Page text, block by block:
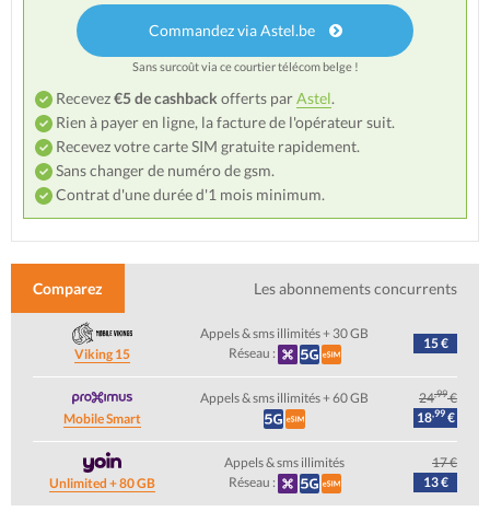
Recevez€5 de cashback offerts parAstel.
Rien à payer en ligne, la facture de l'opérateur suit.
Recevez votre carte SIM gratuite rapidement.
Sans changer de numéro de gsm.
Contrat d'une durée d'1 mois minimum.
Commandez via Astel.be
Sans surcoût via ce courtier télécom belge !
Comparez Les abonnements concurrents
Viking 15
Appels & sms illimités + 30 GB
Réseau :
15 €
Mobile Smart
Appels & sms illimités + 60 GB 24,99€
18,99€
Unlimited + 80 GB
Appels & sms illimités
Réseau :
17 €
13 €